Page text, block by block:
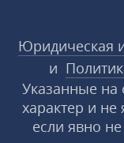
Юридическая
и
Указанные на
характер и
если явно